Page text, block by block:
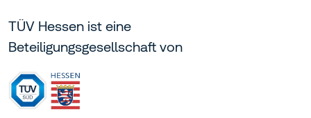
TÜV Hessen ist eine
Beteiligungsgesellschaft von